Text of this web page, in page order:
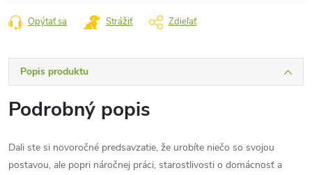
Opýtať sa Strážiť Zdieľať
Popis produktu
Podrobný popis
Dali ste si novoročné predsavzatie, že urobíte niečo so svojou
postavou, ale popri náročnej práci, starostlivosti o domácnosť a